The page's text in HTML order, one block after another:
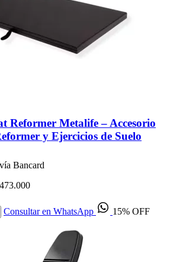
Reformer Metalife – Accesorio
y Ejercicios de Suelo
vía Bancard
Consultar en WhatsApp 15% OFF